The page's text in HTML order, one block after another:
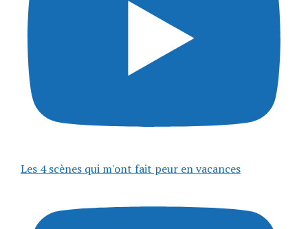
Les 4 scènes qui m'ont fait peur en vacances